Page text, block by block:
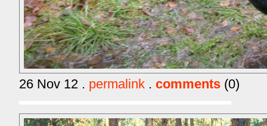
26 Nov 12 . permalink . comments (0)